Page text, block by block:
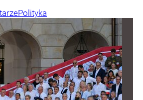
Polityka